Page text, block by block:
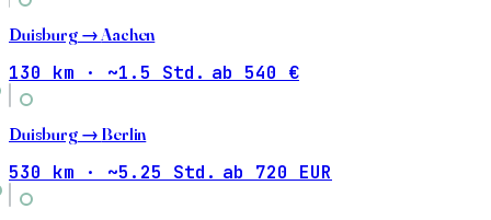
Duisburg → Aachen
130 km · ~1.5 Std. ab 540 €
Duisburg → Berlin
530 km · ~5.25 Std. ab 720 EUR